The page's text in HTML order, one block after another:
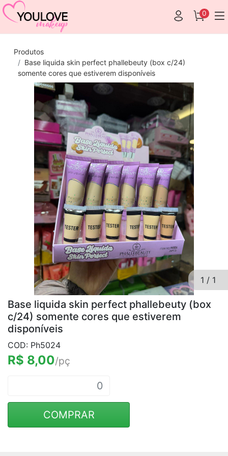
0
Produtos
Base liquida skin perfect phallebeuty (box c/24)
somente cores que estiverem disponíveis
1 / 1
Base liquida skin perfect phallebeuty (box
c/24) somente cores que estiverem
disponíveis
COD: Ph5024
R$ 8,00/pç
COMPRAR